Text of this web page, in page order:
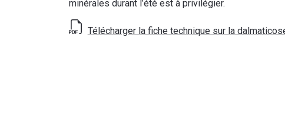
minérales durant l’été est à privilégier.
Télécharger la fiche technique sur la